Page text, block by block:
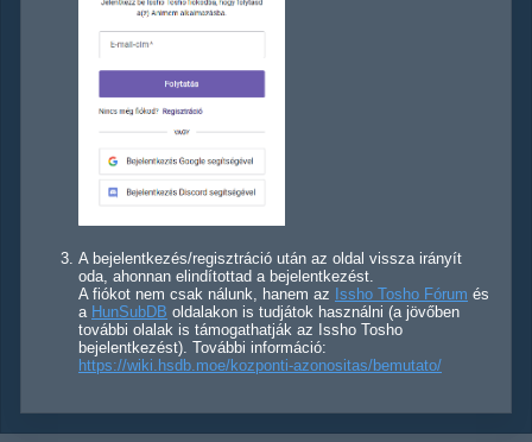
A bejelentkezés/regisztráció után az oldal vissza irányít
oda, ahonnan elindítottad a bejelentkezést.
A fiókot nem csak nálunk, hanem az Issho Tosho Fórum és
a HunSubDB oldalakon is tudjátok használni (a jövőben
további olalak is támogathatják az Issho Tosho
bejelentkezést). További információ:
https://wiki.hsdb.moe/kozponti-azonositas/bemutato/